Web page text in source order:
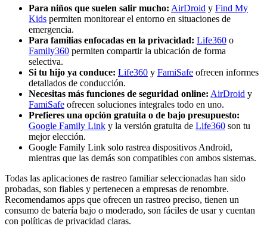
Para niños que suelen salir mucho: AirDroid y Find My
Kids permiten monitorear el entorno en situaciones de
emergencia.
Para familias enfocadas en la privacidad: Life360 o
Family360 permiten compartir la ubicación de forma
selectiva.
Si tu hijo ya conduce: Life360 y FamiSafe ofrecen informes
detallados de conducción.
Necesitas más funciones de seguridad online: AirDroid y
FamiSafe ofrecen soluciones integrales todo en uno.
Prefieres una opción gratuita o de bajo presupuesto:
Google Family Link y la versión gratuita de Life360 son tu
mejor elección.
Google Family Link solo rastrea dispositivos Android,
mientras que las demás son compatibles con ambos sistemas.
Todas las aplicaciones de rastreo familiar seleccionadas han sido
probadas, son fiables y pertenecen a empresas de renombre.
Recomendamos apps que ofrecen un rastreo preciso, tienen un
consumo de batería bajo o moderado, son fáciles de usar y cuentan
con políticas de privacidad claras.